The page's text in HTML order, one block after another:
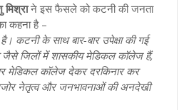
ने इस फैसले को कटनी की जनता
कहना है –
कटनी के साथ बार-बार उपेक्षा की गई
जैसे जिलों में शासकीय मेडिकल कॉलेज हैं,
मेडिकल कॉलेज देकर दरकिनार कर
नेतृत्व और जनभावनाओं की अनदेखी